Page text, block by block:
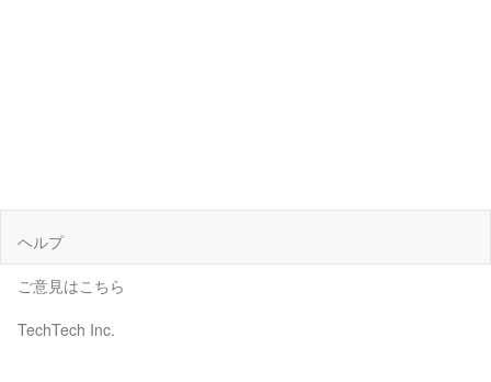
ヘルプ
ご意見はこちら
TechTech Inc.